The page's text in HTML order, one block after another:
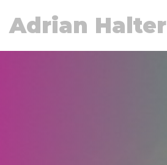
Adrian Halter